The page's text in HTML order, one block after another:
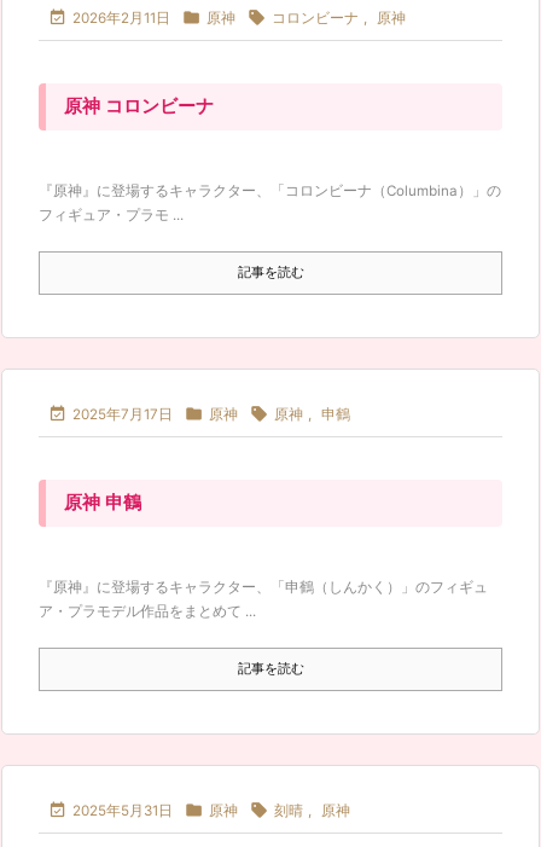
 2026年2月11日  原神  コロンビーナ , 原神
原神 コロンビーナ
『原神』に登場するキャラクター、「コロンビーナ（Columbina）」の
フィギュア・プラモ ...
記事を読む
 2025年7月17日  原神  原神 , 申鶴
原神 申鶴
『原神』に登場するキャラクター、「申鶴（しんかく）」のフィギュ
ア・プラモデル作品をまとめて ...
記事を読む
 2025年5月31日  原神  刻晴 , 原神